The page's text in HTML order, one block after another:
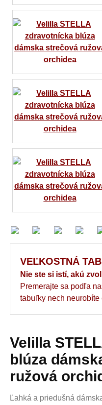
Velilla
blúza
ružová
Ľahká a priedušná
VEĽKOSTNÁ
Nie ste si istí, akú
Premerajte sa podľa
tabuľky nech neurobíte